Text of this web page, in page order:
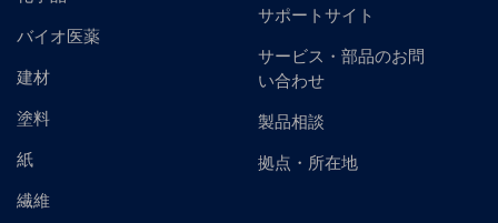
バイオ医薬
建材
塗料
紙
繊維
サポートサイト
サービス・部品のお問
い合わせ
製品相談
拠点・所在地